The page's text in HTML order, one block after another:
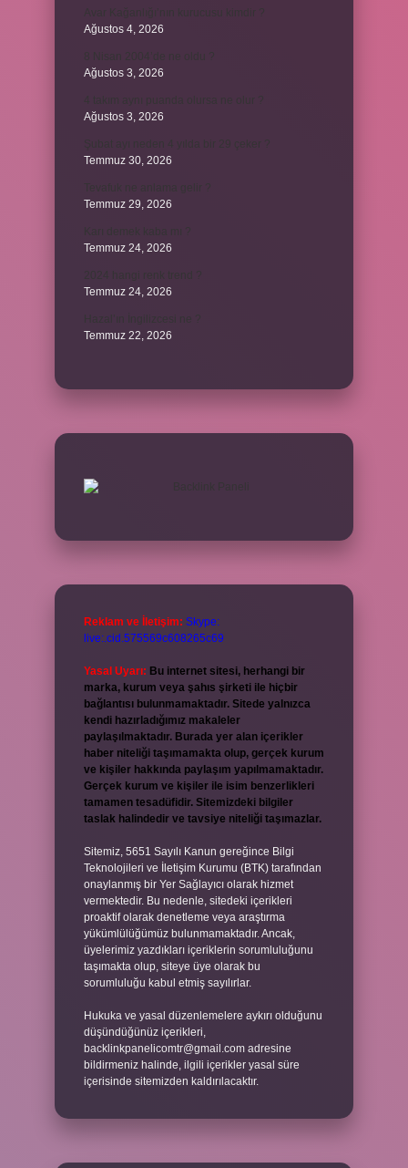
Ağustos 4, 2026
Ağustos 3, 2026
Ağustos 3, 2026
Temmuz 30, 2026
Temmuz 29, 2026
Temmuz 24, 2026
Temmuz 24, 2026
Temmuz 22, 2026
Reklam ve İletişim: Skype:
live:.cid.575569c608265c69
Yasal Uyarı: Bu internet sitesi, herhangi bir
marka, kurum veya şahıs şirketi ile hiçbir
bağlantısı bulunmamaktadır. Sitede yalnızca
kendi hazırladığımız makaleler
paylaşılmaktadır. Burada yer alan içerikler
haber niteliği taşımamakta olup, gerçek kurum
ve kişiler hakkında paylaşım yapılmamaktadır.
Gerçek kurum ve kişiler ile isim benzerlikleri
tamamen tesadüfidir. Sitemizdeki bilgiler
taslak halindedir ve tavsiye niteliği taşımazlar.
Sitemiz, 5651 Sayılı Kanun gereğince Bilgi
Teknolojileri ve İletişim Kurumu (BTK) tarafından
onaylanmış bir Yer Sağlayıcı olarak hizmet
vermektedir. Bu nedenle, sitedeki içerikleri
proaktif olarak denetleme veya araştırma
yükümlülüğümüz bulunmamaktadır. Ancak,
üyelerimiz yazdıkları içeriklerin sorumluluğunu
taşımakta olup, siteye üye olarak bu
sorumluluğu kabul etmiş sayılırlar.
Hukuka ve yasal düzenlemelere aykırı olduğunu
düşündüğünüz içerikleri,
backlinkpanelicomtr@gmail.com adresine
bildirmeniz halinde, ilgili içerikler yasal süre
içerisinde sitemizden kaldırılacaktır.